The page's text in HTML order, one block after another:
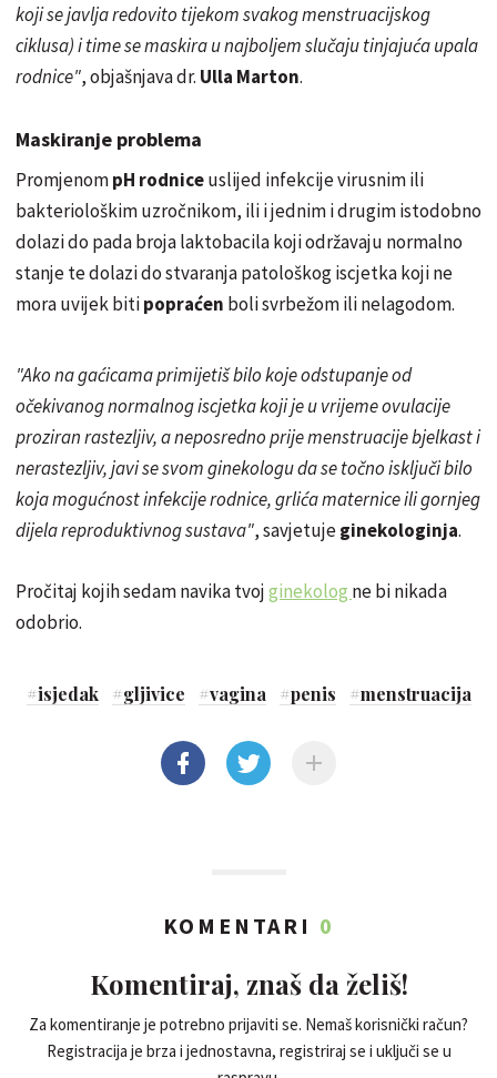
koji se javlja redovito tijekom svakog menstruacijskog
ciklusa) i time se maskira u najboljem slučaju tinjajuća upala
rodnice", objašnjava dr. Ulla Marton.
Maskiranje problema
PromjenompH rodniceuslijed infekcije virusnim ili
bakteriološkim uzročnikom, ili i jednim i drugim istodobno
dolazi do pada broja laktobacila koji održavaju normalno
stanje te dolazi do stvaranja patološkog iscjetka koji ne
mora uvijek bitipopraćen boli svrbežom ili nelagodom.
"Ako na gaćicama primijetiš bilo koje odstupanje od
očekivanog normalnog iscjetka koji je u vrijeme ovulacije
proziran rastezljiv, a neposredno prije menstruacije bjelkast i
nerastezljiv, javi se svom ginekologu da se točno isključi bilo
koja mogućnost infekcije rodnice, grlića maternice ili gornjeg
dijela reproduktivnog sustava", savjetujeginekologinja.
Pročitaj kojih sedam navika tvojginekolog ne bi nikada
odobrio.
#isjedak #gljivice #vagina #penis #menstruacija
KOMENTARI 0
Komentiraj, znaš da želiš!
Za komentiranje je potrebno prijaviti se. Nemaš korisnički račun?
Registracija je brza i jednostavna, registriraj se i uključi se u